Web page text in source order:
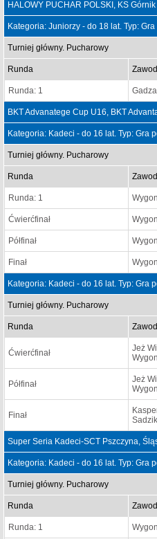
HALOWY PUCHAR POLSKI, KS
Kategoria: Juniorzy - do 18 lat. Typ:
Turniej główny. Pucharowy
Runda
Runda: 1
BKT Advanatege Cup U16, BKT
Kategoria: Kadeci - do 16 lat. Typ: Gra
Turniej główny. Pucharowy
Runda
Runda: 1
Ćwierćfinał
Półfinał
Finał
Kategoria: Kadeci - do 16 lat. Typ: Gra
Turniej główny. Pucharowy
Runda
Ćwierćfinał
Jeż
Półfinał
Jeż
Finał
Super Seria Kadeci-SCT Pszczyna,
Kategoria: Kadeci - do 16 lat. Typ: Gra
Turniej główny. Pucharowy
Runda
Runda: 1